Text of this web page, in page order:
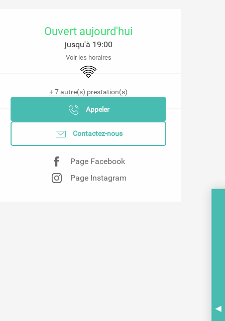
Ouverture et coordonnées
Ouvert aujourd'hui
jusqu'à 19:00
Voir les horaires
WiFi
+ 7 autre(s) prestation(s)
Appeler
Contactez-nous
Page Facebook
Page Instagram